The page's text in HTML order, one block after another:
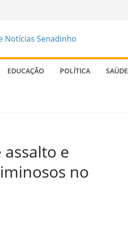
EDUCAÇÃO POLÍTICA SAÚDE
e
no